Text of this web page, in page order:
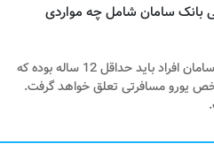
بانک سامان شامل چه مواردی
✔️ جهت تهیه ارز مسافرتی بانک سامان افراد باید حداقل 12 ساله بوده که
یورو مسافرتی تعلق خواهد گرفت.